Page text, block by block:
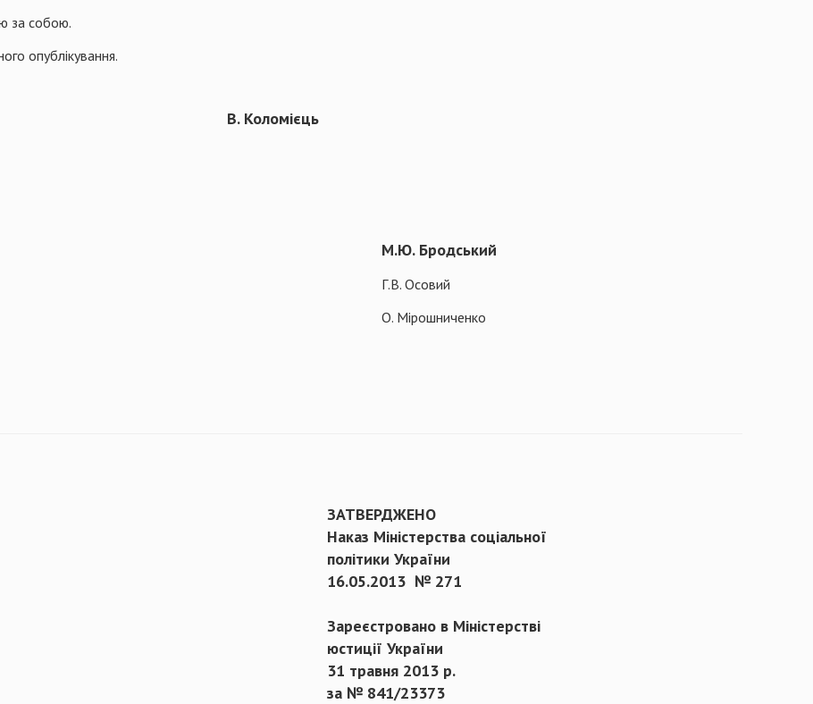
за собою.
опублікування.
В. Коломієць
М.Ю. Бродський
Г.В. Осовий
О. Мірошниченко
ЗАТВЕРДЖЕНО
Наказ Міністерства соціальної
політики України
16.05.2013 № 271
Зареєстровано в Міністерстві
юстиції України
31 травня 2013 р.
за № 841/23373